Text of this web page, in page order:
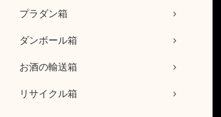
プラダン箱
ダンボール箱
お酒の輸送箱
リサイクル箱